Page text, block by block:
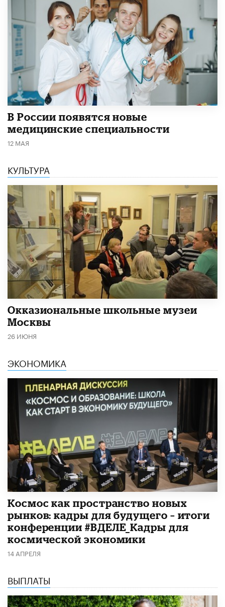
В России появятся новые
медицинские специальности
12 МАЯ
КУЛЬТУРА
​Окказиональные школьные музеи
Москвы
26 ИЮНЯ
ЭКОНОМИКА
Космос как пространство новых
рынков: кадры для будущего – итоги
конференции #ВДЕЛЕ_Кадры для
космической экономики
14 АПРЕЛЯ
ВЫПЛАТЫ